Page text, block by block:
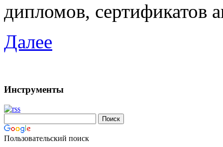
дипломов, сертификатов
Далее
Инструменты
Пользовательский поиск